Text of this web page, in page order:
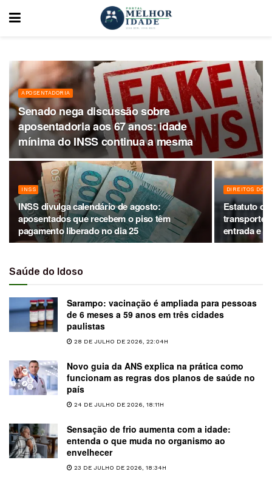
APOSENTADORIA
Senado nega discussão sobre
aposentadoria aos 67 anos: idade
mínima do INSS continua a mesma
INSS
INSS divulga calendário de agosto:
aposentados que recebem o piso têm
pagamento liberado no dia 25
DIREITOS DOS
Estatuto
transporte
entrada e
Saúde do Idoso
Sarampo: vacinação é ampliada para pessoas
de 6 meses a 59 anos em três cidades
paulistas
28 DE JULHO DE 2026, 22:04H
Novo guia da ANS explica na prática como
funcionam as regras dos planos de saúde no
país
24 DE JULHO DE 2026, 18:11H
Sensação de frio aumenta com a idade:
entenda o que muda no organismo ao
envelhecer
23 DE JULHO DE 2026, 18:34H